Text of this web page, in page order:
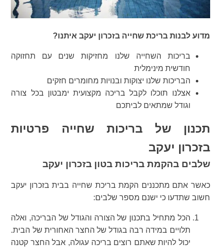
מדוע לבנות בריכת שחייה בזכרון יעקב איתנו?
בריכות השחייה שלנו מחזיקות שנים עם תחזוקה
חודשית מינימלית
הבריכות שלנו יצוקות ובנויות מחומרים חזקים
אצלנו תוכלו לקבל בריכה מקצועית ימבטון בכל צורה
וגודל שמתאים לביתכם
תכנון של בריכות שחייה פרטיות
בזכרון יעקב
שלבים בהקמת בריכות בטון בזכרון יעקב
כאשר אתם מתכננים הקמת בריכת שחייה בבית בזכרון יעקב
חשוב שתדעו כי ישנם מספר שלבים:
הכל מתחיל בתכנון של הצורה והגודל של הבריכה, ואלה
תלויים במידה רבה בגודל של החצר האחורית של הבית.
יכול להיות שאתם רוצים בריכה עגולה, אבל החצר קטנה